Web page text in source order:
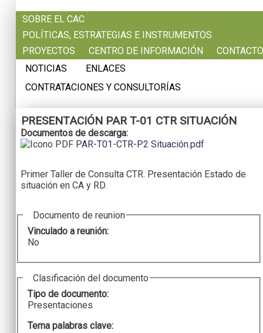
SOBRE EL CAC
POLÍTICAS, ESTRATEGIAS E INSTRUMENTOS
PROYECTOS
CENTRO DE INFORMACIÓN
CONTACTO
NOTICIAS
ENLACES
CONTRATACIONES Y CONSULTORÍAS
PRESENTACIÓN PAR T-01 CTR SITUACIÓN
Documentos de descarga:
PAR-T01-CTR-P2 Situación.pdf
Primer Taller de Consulta CTR. Presentación Estado de
situación en CA y RD.
Documento de reunion
Vinculado a reunión:
No
Clasificación del documento
Tipo de documento:
Presentaciones
Tema palabras clave: